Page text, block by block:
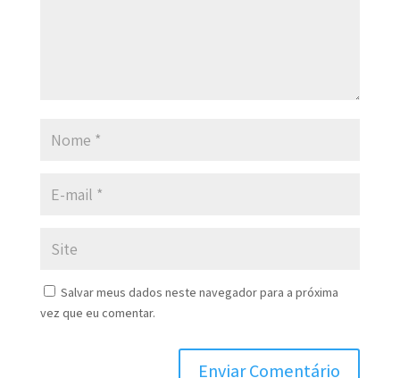
Salvar meus dados neste navegador para a próxima
vez que eu comentar.